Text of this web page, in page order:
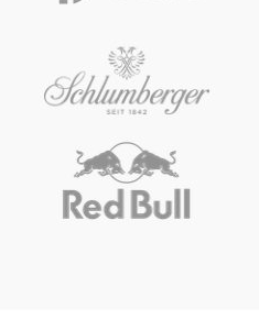
Alle anzeigen